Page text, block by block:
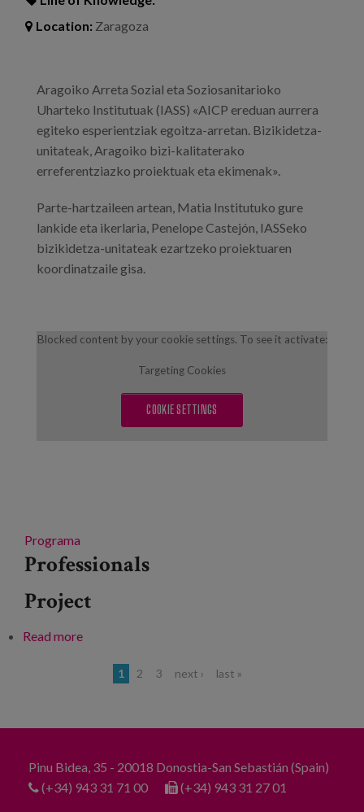
Location: Zaragoza
Aragoiko Arreta Sozial eta Soziosanitarioko
Uharteko Institutuak (IASS) «AICP ereduan aurrera
egiteko esperientziak egoitza-arretan. Bizikidetza-
unitateak, Aragoiko bizi-kalitaterako
erreferentziazko proiektuak eta ekimenak».
Parte-hartzaileen artean, Matia Institutuko gure
lankide eta ikerlaria, Penelope Castejón, IASSeko
bizikidetza-unitateak ezartzeko proiektuaren
koordinatzaile gisa.
Blocked content by your cookie settings. To see it activate:
Targeting Cookies
COOKIE SETTINGS
Programa
Professionals
Project
Read moreabout AICP ereduan aurrera egiteko esperientziak
1 2 3 next › last »
Pinu Bidea, 35 - 20018 Donostia-San Sebastián (Spain)
(+34) 943 31 71 00
(+34) 943 31 27 01